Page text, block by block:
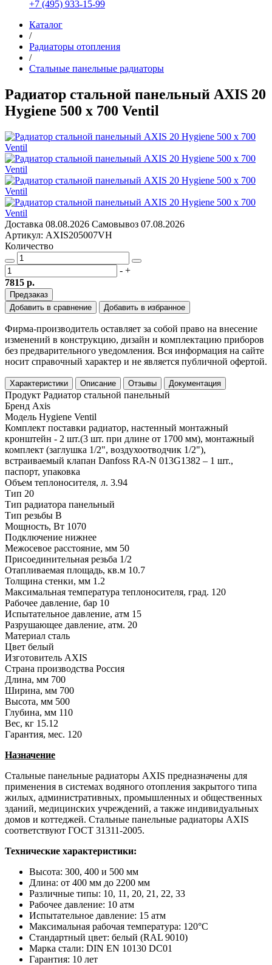
+7 (495) 933-15-99
Каталог
/
Радиаторы отопления
/
Стальные панельные радиаторы
Радиатор стальной панельный AXIS 20
Hygiene 500 x 700 Ventil
Доставка 08.08.2026 Самовывоз 07.08.2026
Артикул: AXIS205007VH
Количество
- +
7815 р.
Предзаказ
Добавить в сравнение
Добавить в избранное
Фирма-производитель оставляет за собой право на внесение
изменений в конструкцию, дизайн и комплектацию приборов
без предварительного уведомления. Вся информация на сайте
носит справочный характер и не является публичной офертой.
Характеристики Описание Отзывы Документация
Продукт Радиатор стальной панельный
Бренд Axis
Модель Hygiene Ventil
Комплект поставки радиатор, настенный монтажный
кронштейн - 2 шт.(3 шт. при длине от 1700 мм), монтажный
комплект (заглушка 1/2", воздухоотводчик 1/2"),
встраиваемый клапан Danfoss RA-N 013G1382 – 1 шт.,
паспорт, упаковка
Объем теплоносителя, л. 3.94
Тип 20
Тип радиатора панельный
Тип резьбы В
Мощность, Вт 1070
Подключение нижнее
Межосевое расстояние, мм 50
Присоединительная резьба 1/2
Отапливаемая площадь, кв.м 10.7
Толщина стенки, мм 1.2
Максимальная температура теплоносителя, град. 120
Рабочее давление, бар 10
Испытательное давление, атм 15
Разрушающее давление, атм. 20
Материал сталь
Цвет белый
Изготовитель AXIS
Страна производства Россия
Длина, мм 700
Ширина, мм 700
Высота, мм 500
Глубина, мм 110
Вес, кг 15.12
Гарантия, мес. 120
Назначение
Стальные панельные радиаторы AXIS предназначены для
применения в системах водяного отопления закрытого типа
жилых, административных, промышленных и общественных
зданий, медицинских учреждений, а также индивидуальных
домов и коттеджей. Стальные панельные радиаторы AXIS
соответствуют ГОСТ 31311-2005.
Технические характеристики:
Высота: 300, 400 и 500 мм
Длина: от 400 мм до 2200 мм
Различные типы: 10, 11, 20, 21, 22, 33
Рабочее давление: 10 атм
Испытательное давление: 15 атм
Максимальная рабочая температура: 120°C
Стандартный цвет: белый (RAL 9010)
Марка стали: DIN EN 10130 DC01
Гарантия: 10 лет